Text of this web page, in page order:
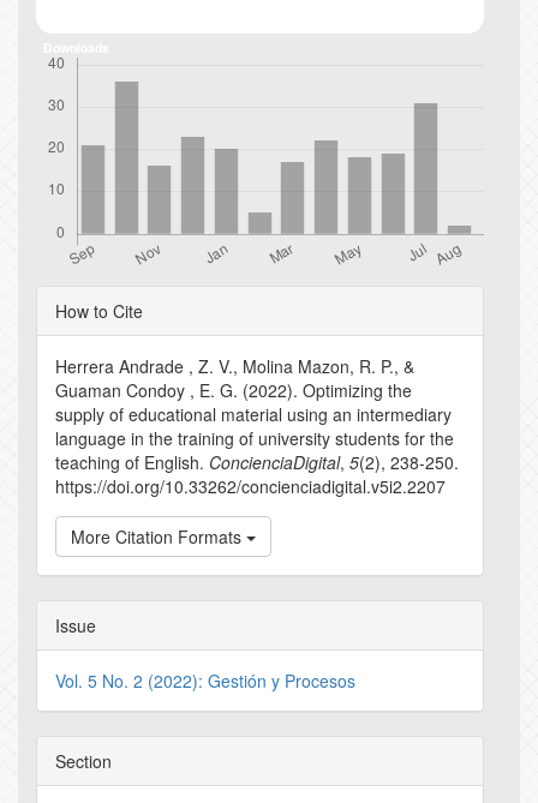
Article
Details
How to Cite
Herrera Andrade , Z. V., Molina Mazon, R. P., &
Guaman Condoy , E. G. (2022). Optimizing the
supply of educational material using an intermediary
language in the training of university students for the
teaching of English. ConcienciaDigital, 5(2), 238-250.
https://doi.org/10.33262/concienciadigital.v5i2.2207
More Citation Formats
Issue
Vol. 5 No. 2 (2022): Gestión y Procesos
Section